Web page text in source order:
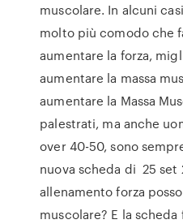
muscolare. In alcuni
molto più comodo che
aumentare la forza,
aumentare la massa
aumentare la Massa
palestrati, ma anche
over 40-50, sono
nuova scheda di 25 set
allenamento forza
muscolare? E la